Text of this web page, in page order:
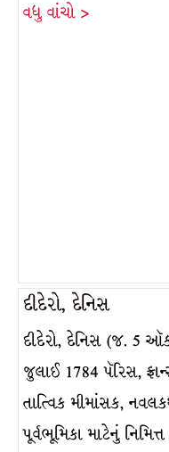
વધુ વાંચો >
દીદેરો, દેનિસ
દીદેરો, દેનિસ (જ. 5
જુલાઈ 1784 પૅરિસ,
તાત્વિક મીમાંસક,
પૂર્વભૂમિકા માટેનું